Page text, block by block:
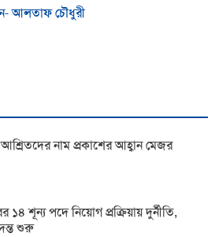
আলতাফ চৌধুরী
আশ্রিতদের নাম প্রকাশের আহ্বান মেজর
১৪ শূন্য পদে নিয়োগ প্রক্রিয়ায় দুর্নীতি,
শুরু